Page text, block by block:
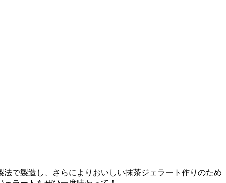
で製造し、さらによりおいしい抹茶ジェラート作りのため